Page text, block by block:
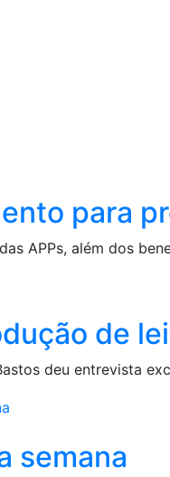
para
APPs, além dos
de
deu entrevista
semana